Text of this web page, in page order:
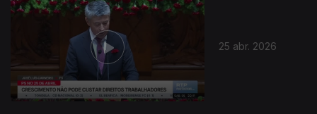
25 abr. 2026